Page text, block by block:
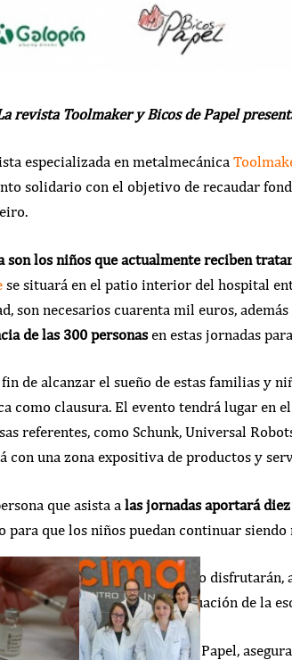
revista Toolmaker y Bicos de Papel
especializada en metalmecánica
solidario con el objetivo de recaudar
son los niños que actualmente reciben
se situará en el patio interior del hospital
son necesarios cuarenta mil euros,
de las 300 personasen estas jornadas
fin de alcanzar el sueño de estas familias y
como clausura. El evento tendrá lugar en
referentes, como Schunk, Universal
con una zona expositiva de productos y
que asista a las jornadas aportará
para que los niños puedan continuar siendo
asistentes a este acto
por Carlos Núñez, la actuación de la
Dieste, presidenta de Bicos de Papel,